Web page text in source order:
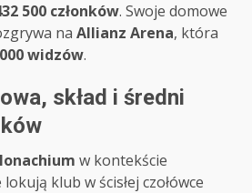
500 członków. Swoje domowe
na Allianz Arena, która
widzów.
skład i średni
w kontekście
klub w ścisłej czołówce